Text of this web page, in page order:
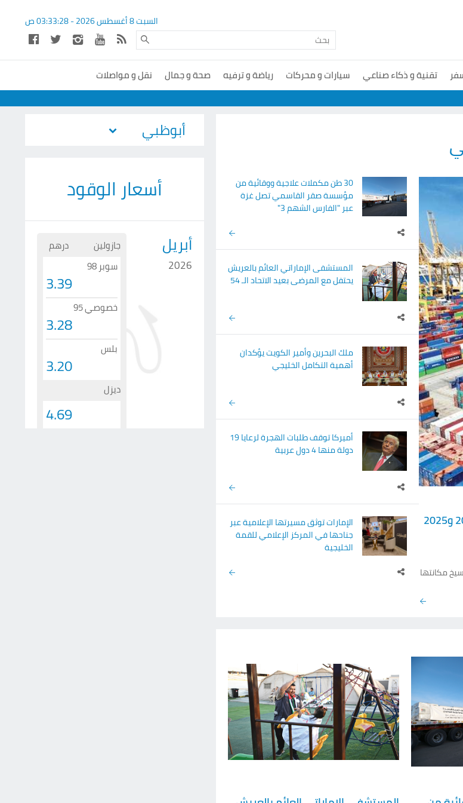
السبت 8 أغسطس 2026 - 03:33:29ص
تقنية و ذكاء صناعي سيارات و محركات رياضة و ترفيه صحة و جمال
نقل و مواصلات
مكانتها
و2025 ما يقارب 30 مليون حاوية إلى طاقتها التشغيلية عبر محفظتها العالمية، بنمو يناهز 37%، فيما
30 طن مكملات علاجية ووقائية من
مؤسسة صقر القاسمي تصل غزة
عبر "الفارس الشهم 3"
المستشفى الإماراتي العائم بالعريش
يحتفل مع المرضى بعيد الاتحاد الـ 54
ملك البحرين وأمير الكويت يؤكدان
أهمية التكامل الخليجي
أميركا توقف طلبات الهجرة لرعايا 19
دولة منها 4 دول عربية
الإمارات توثق مسيرتها الإعلامية عبر
جناحها في المركز الإعلامي للقمة
الخليجية
أسعار الوقود
أبريل
2026
جازولين
درهم
سوبر 98
3.39
خصوصي 95
3.28
بلس
3.20
ديزل
4.69